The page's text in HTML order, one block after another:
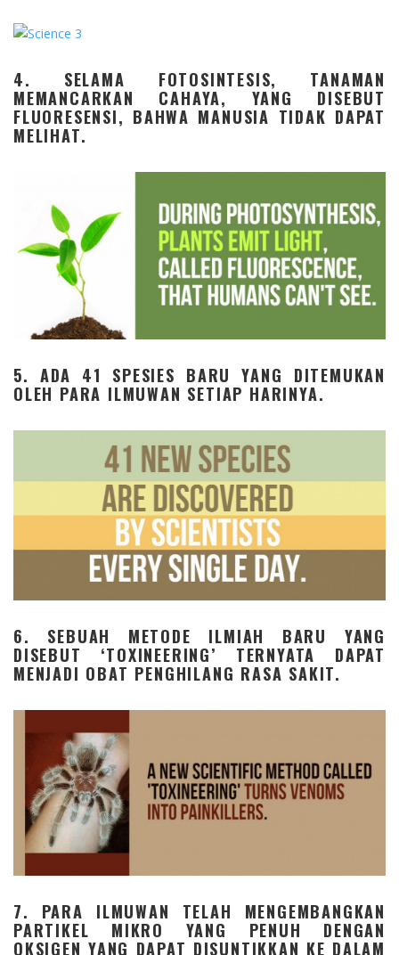
4. SELAMA FOTOSINTESIS, TANAMAN
MEMANCARKAN CAHAYA, YANG DISEBUT
FLUORESENSI, BAHWA MANUSIA TIDAK DAPAT
MELIHAT.
5. ADA 41 SPESIES BARU YANG DITEMUKAN
OLEH PARA ILMUWAN SETIAP HARINYA.
6. SEBUAH METODE ILMIAH BARU YANG
DISEBUT ‘TOXINEERING’ TERNYATA DAPAT
MENJADI OBAT PENGHILANG RASA SAKIT.
7. PARA ILMUWAN TELAH MENGEMBANGKAN
PARTIKEL MIKRO YANG PENUH DENGAN
OKSIGEN YANG DAPAT DISUNTIKKAN KE DALAM